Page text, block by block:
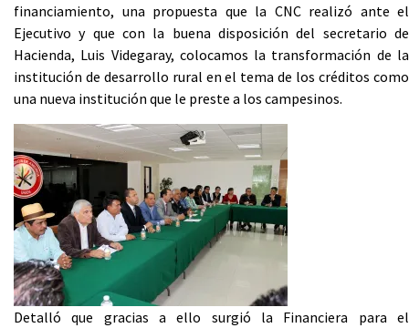
financiamiento, una propuesta que la CNC realizó ante el
Ejecutivo y que con la buena disposición del secretario de
Hacienda, Luis Videgaray, colocamos la transformación de la
institución de desarrollo rural en el tema de los créditos como
una nueva institución que le preste a los campesinos.
Detalló que gracias a ello surgió la Financiera para el